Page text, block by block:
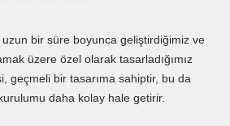
, uzun bir süre boyunca geliştirdiğimiz ve
üzere özel olarak tasarladığımız
geçmeli bir tasarıma sahiptir, bu da
daha kolay hale getirir.